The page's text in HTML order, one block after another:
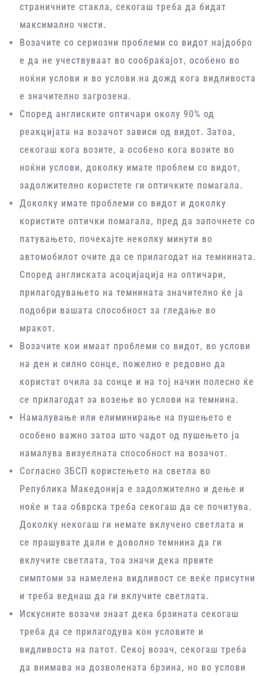
страничните стакла, секогаш треба да бидат
максимално чисти.
Возачите со сериозни проблеми со видот најдобро
е да не учествуваат во сообраќајот, особено во
ноќни услови и во услови на дожд кога видливоста
е значително загрозена.
Според англиските оптичари околу 90% од
реакцијата на возачот зависи од видот. Затоа,
секогаш кога возите, а особено кога возите во
ноќни услови, доколку имате проблем со видот,
задолжително користете ги оптичките помагала.
Доколку имате проблеми со видот и доколку
користите оптички помагала, пред да започнете со
патувањето, почекајте неколку минути во
автомобилот очите да се прилагодат на темнината.
Според англиската асоцијација на оптичари,
прилагодувањето на темнината значително ќе ја
подобри вашата способност за гледање во
мракот.
Возачите кои имаат проблеми со видот, во услови
на ден и силно сонце, пожелно е редовно да
користат очила за сонце и на тој начин полесно ќе
се прилагодат за возење во услови на темнина.
Намалување или елиминирање на пушењето е
особено важно затоа што чадот од пушењето ја
намалува визуелната способност на возачот.
Согласно ЗБСП користењето на светла во
Република Македонија е задолжително и дење и
ноќе и таа обврска треба секогаш да се почитува.
Доколку некогаш ги немате вклучено светлата и
се прашувате дали е доволно темнина да ги
вклучите светлата, тоа значи дека првите
симптоми за намелена видливост се веќе присутни
и треба веднаш да ги вклучите светлата.
Искусните возачи знаат дека брзината секогаш
треба да се прилагодува кон условите и
видливоста на патот. Секој возач, секогаш треба
да внимава на дозволената брзина, но во услови